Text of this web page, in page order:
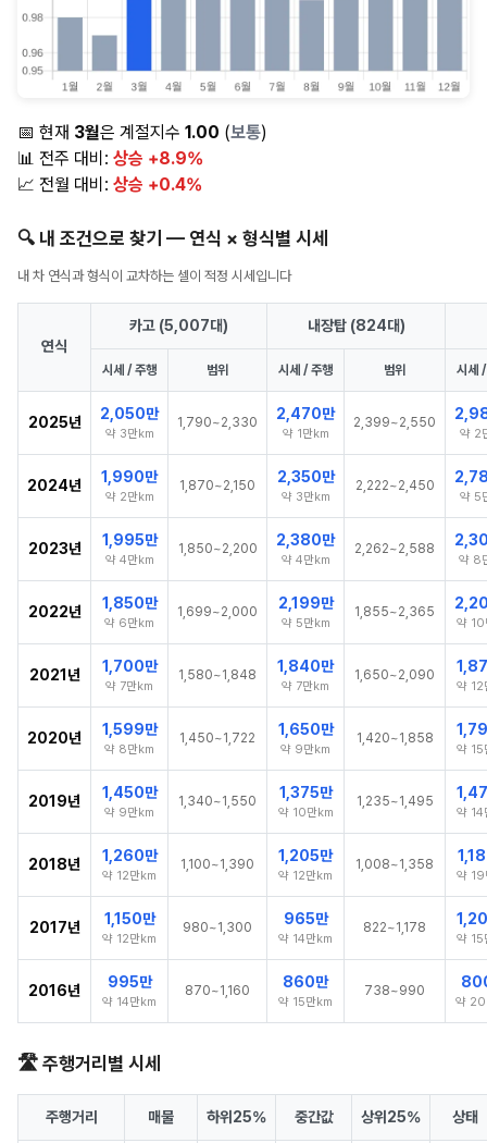
📅 현재 3월은 계절지수 1.00 (보통)
📊 전주 대비: 상승 +8.9%
📈 전월 대비: 상승 +0.4%
🔍 내 조건으로 찾기 — 연식 × 형식별 시세
내 차 연식과 형식이 교차하는 셀이 적정 시세입니다
연식
카고 (5,007대) 내장탑 (824대)
시세 / 주행 범위 시세 / 주행 범위 시세
2025년 2,050만
약 3만km
1,790~2,330 2,470만
약 1만km
2,399~2,550
약 2
2024년 1,990만
약 2만km
1,870~2,150 2,350만
약 3만km
2,222~2,450
약 5
2023년 1,995만
약 4만km
1,850~2,200 2,380만
약 4만km
2,262~2,588
약 8
2022년 1,850만
약 6만km
1,699~2,000 2,199만
약 5만km
1,855~2,365
약 10
2021년 1,700만
약 7만km
1,580~1,848 1,840만
약 7만km
1,650~2,090
약 12
2020년 1,599만
약 8만km
1,450~1,722 1,650만
약 9만km
1,420~1,858
약 15
2019년 1,450만
약 9만km
1,340~1,550 1,375만
약 10만km
1,235~1,495
약 14
2018년 1,260만
약 12만km
1,100~1,390 1,205만
약 12만km
1,008~1,358
약 19
2017년 1,150만
약 12만km
980~1,300 965만
약 14만km
822~1,178
약 15
2016년 995만
약 14만km
870~1,160 860만
약 15만km
738~990
약 20
🛣️ 주행거리별 시세
주행거리 매물 하위25% 중간값 상위25% 상태